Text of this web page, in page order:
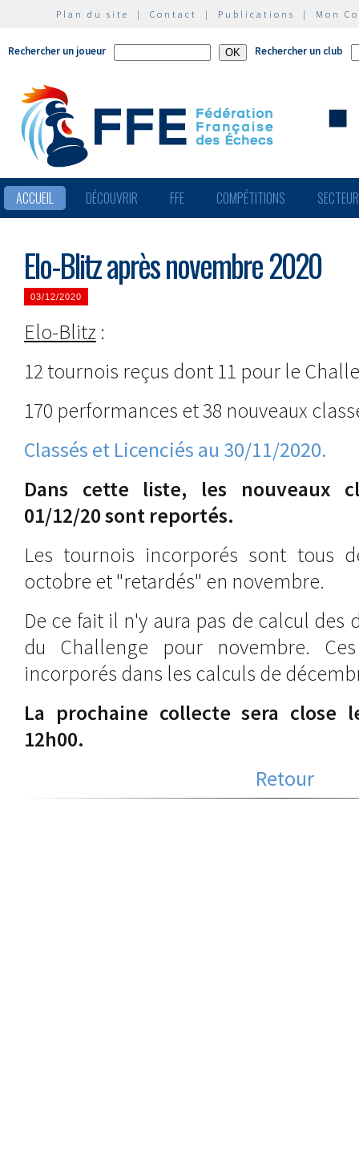
Plan du site | Contact | Publications | Mon
Rechercher un joueur Rechercher un club
ACCUEIL DÉCOUVRIR FFE COMPÉTITIONS
Elo-Blitz après novembre 2020
03/12/2020
Elo-Blitz :
12 tournois reçus dont 11 pour le
170 performances et 38 nouveaux
Classés et Licenciés au 30/11/2020.
Dans cette liste, les nouveaux
01/12/20 sont reportés.
Les tournois incorporés sont tous
octobre et "retardés" en novembre.
De ce fait il n'y aura pas de calcul des
du Challenge pour novembre.
incorporés dans les calculs de
La prochaine collecte sera close
12h00.
Retour